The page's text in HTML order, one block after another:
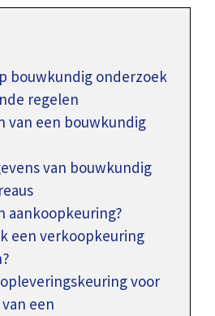
bouwkundig onderzoek
regelen
van een bouwkundig
van bouwkundig
aankoopkeuring?
een verkoopkeuring
voor
een